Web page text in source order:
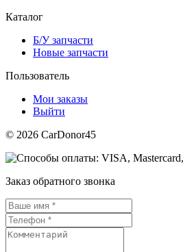
Каталог
Б/У запчасти
Новые запчасти
Пользователь
Мои заказы
Выйти
© 2026 CarDonor45
Заказ обратного звонка